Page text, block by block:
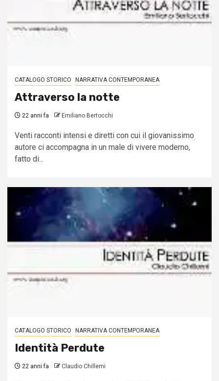
CATALOGO STORICO NARRATIVA CONTEMPORANEA
Attraverso la notte
22 anni fa Emiliano Bertocchi
Venti racconti intensi e diretti con cui il giovanissimo
autore ci accompagna in un male di vivere moderno,
fatto di...
CATALOGO STORICO NARRATIVA CONTEMPORANEA
Identità Perdute
22 anni fa Claudio Chillemi